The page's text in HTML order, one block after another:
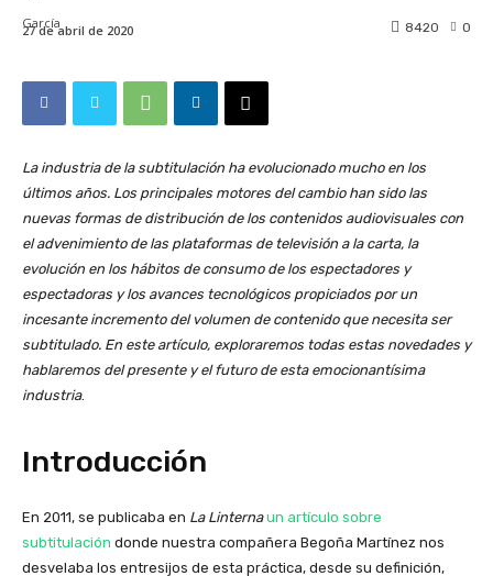
27 de abril de 2020 0
8420
La industria de la subtitulación ha evolucionado mucho en los
últimos años. Los principales motores del cambio han sido las
nuevas formas de distribución de los contenidos audiovisuales con
el advenimiento de las plataformas de televisión a la carta, la
evolución en los hábitos de consumo de los espectadores y
espectadoras y los avances tecnológicos propiciados por un
incesante incremento del volumen de contenido que necesita ser
subtitulado. En este artículo, exploraremos todas estas novedades y
hablaremos del presente y el futuro de esta emocionantísima
industria.
Introducción
En 2011, se publicaba en La Linterna un artículo sobre
subtitulación donde nuestra compañera Begoña Martínez nos
desvelaba los entresijos de esta práctica, desde su definición,